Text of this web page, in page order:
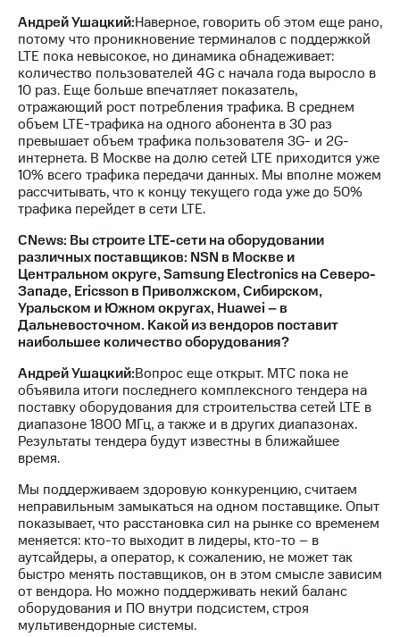
Андрей Ушацкий:Наверное, говорить об этом еще рано,
потому что проникновение терминалов с поддержкой
LTE пока невысокое, но динамика обнадеживает:
количество пользователей 4G с начала года выросло в
10 раз. Еще больше впечатляет показатель,
отражающий рост потребления трафика. В среднем
объем LTE-трафика на одного абонента в 30 раз
превышает объем трафика пользователя 3G- и 2G-
интернета. В Москве на долю сетей LTE приходится уже
10% всего трафика передачи данных. Мы вполне можем
рассчитывать, что к концу текущего года уже до 50%
трафика перейдет в сети LTE.
CNews: Вы строите LTE-сети на оборудовании
различных поставщиков: NSN в Москве и
Центральном округе, Samsung Electronics на Северо-
Западе, Ericsson в Приволжском, Сибирском,
Уральском и Южном округах, Huawei – в
Дальневосточном. Какой из вендоров поставит
наибольшее количество оборудования?
Андрей Ушацкий:Вопрос еще открыт. МТС пока не
объявила итоги последнего комплексного тендера на
поставку оборудования для строительства сетей LTE в
диапазоне 1800 МГц, а также и в других диапазонах.
Результаты тендера будут известны в ближайшее
время.
Мы поддерживаем здоровую конкуренцию, считаем
неправильным замыкаться на одном поставщике. Опыт
показывает, что расстановка сил на рынке со временем
меняется: кто-то выходит в лидеры, кто-то – в
аутсайдеры, а оператор, к сожалению, не может так
быстро менять поставщиков, он в этом смысле зависим
от вендора. Но можно поддерживать некий баланс
оборудования и ПО внутри подсистем, строя
мультивендорные системы.